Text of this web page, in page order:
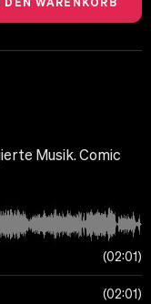
Musik. Comic
02:01
02:01